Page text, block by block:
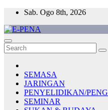
Skip
content
Sab. Ogo 8th, 2026
E-PENA
Berita Digital Terkini
SEMASA
JARINGAN
PENYELIDIKAN/
SEMINAR